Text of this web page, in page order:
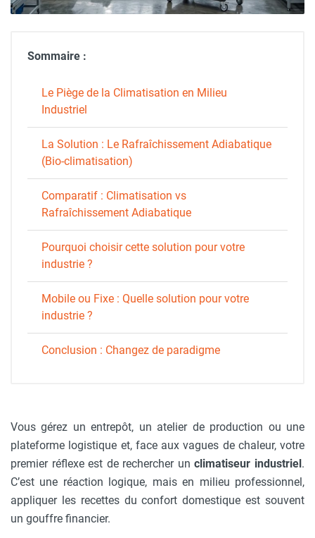
Sommaire :
Le Piège de la Climatisation en Milieu
Industriel
La Solution : Le Rafraîchissement Adiabatique
(Bio-climatisation)
Comparatif : Climatisation vs
Rafraîchissement Adiabatique
Pourquoi choisir cette solution pour votre
industrie ?
Mobile ou Fixe : Quelle solution pour votre
industrie ?
Conclusion : Changez de paradigme
Vous gérez un entrepôt, un atelier de production ou une
plateforme logistique et, face aux vagues de chaleur, votre
premier réflexe est de rechercher unclimatiseur industriel.
C’est une réaction logique, mais en milieu professionnel,
appliquer les recettes du confort domestique est souvent
un gouffre financier.